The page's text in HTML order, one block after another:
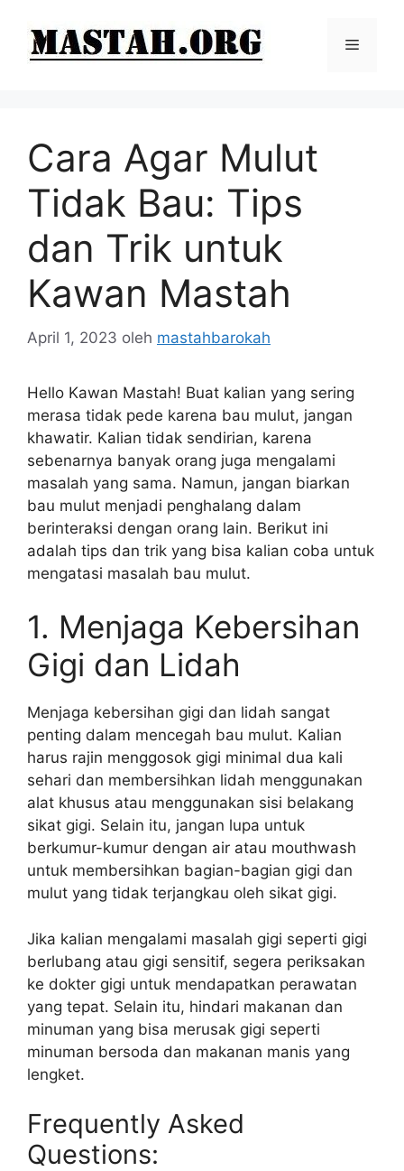
Menu
Cara Agar Mulut
Tidak Bau: Tips
dan Trik untuk
Kawan Mastah
April 1, 2023 oleh mastahbarokah
Hello Kawan Mastah! Buat kalian yang sering
merasa tidak pede karena bau mulut, jangan
khawatir. Kalian tidak sendirian, karena
sebenarnya banyak orang juga mengalami
masalah yang sama. Namun, jangan biarkan
bau mulut menjadi penghalang dalam
berinteraksi dengan orang lain. Berikut ini
adalah tips dan trik yang bisa kalian coba untuk
mengatasi masalah bau mulut.
1. Menjaga Kebersihan
Gigi dan Lidah
Menjaga kebersihan gigi dan lidah sangat
penting dalam mencegah bau mulut. Kalian
harus rajin menggosok gigi minimal dua kali
sehari dan membersihkan lidah menggunakan
alat khusus atau menggunakan sisi belakang
sikat gigi. Selain itu, jangan lupa untuk
berkumur-kumur dengan air atau mouthwash
untuk membersihkan bagian-bagian gigi dan
mulut yang tidak terjangkau oleh sikat gigi.
Jika kalian mengalami masalah gigi seperti gigi
berlubang atau gigi sensitif, segera periksakan
ke dokter gigi untuk mendapatkan perawatan
yang tepat. Selain itu, hindari makanan dan
minuman yang bisa merusak gigi seperti
minuman bersoda dan makanan manis yang
lengket.
Frequently Asked
Questions: